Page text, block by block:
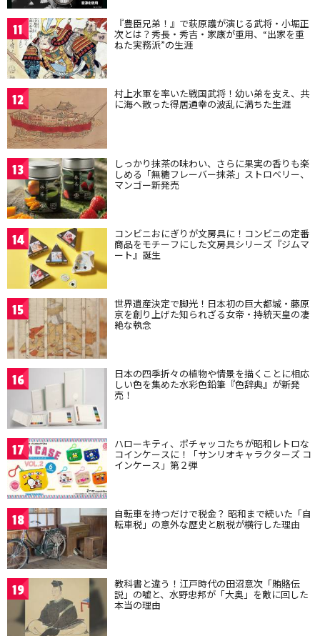
11 『豊臣兄弟！』で萩原護が演じる武将・小堀正
次とは？秀長・秀吉・家康が重用、“出家を重
ねた実務派”の生涯
12 村上水軍を率いた戦国武将！幼い弟を支え、共
に海へ散った得居通幸の波乱に満ちた生涯
13 しっかり抹茶の味わい、さらに果実の香りも楽
しめる「無糖フレーバー抹茶」ストロベリー、
マンゴー新発売
14 コンビニおにぎりが文房具に！コンビニの定番
商品をモチーフにした文房具シリーズ『ジムマ
ート』誕生
15 世界遺産決定で脚光！日本初の巨大都城・藤原
京を創り上げた知られざる女帝・持統天皇の凄
絶な執念
16 日本の四季折々の植物や情景を描くことに相応
しい色を集めた水彩色鉛筆『色辞典』が新発
売！
17 ハローキティ、ポチャッコたちが昭和レトロな
コインケースに！「サンリオキャラクターズ コ
インケース」第２弾
18 自転車を持つだけで税金？ 昭和まで続いた「自
転車税」の意外な歴史と脱税が横行した理由
19 教科書と違う！江戸時代の田沼意次「賄賂伝
説」の嘘と、水野忠邦が「大奥」を敵に回した
本当の理由